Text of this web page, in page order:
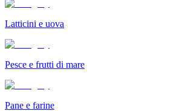
Latticini e uova
Pesce e frutti di mare
Pane e farine